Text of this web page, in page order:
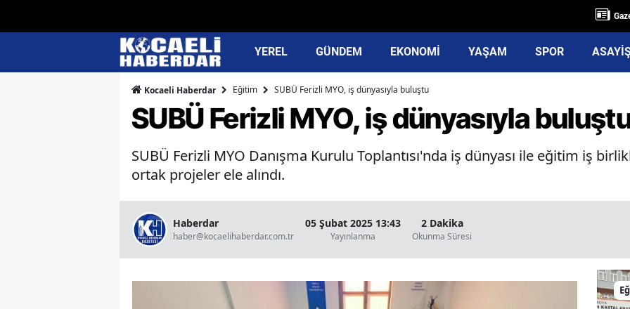
YEREL GÜNDEM EKONOMİ YAŞAM SPOR
Kocaeli Haberdar Eğitim SUBÜ Ferizli MYO, iş dünyasıyla buluştu
SUBÜ Ferizli MYO, iş dünyasıyla
SUBÜ Ferizli MYO Danışma Kurulu Toplantısı'nda iş dünyası ile eğitim iş
ortak projeler ele alındı.
Haberdar
haber@kocaelihaberdar.com.tr
05 Şubat 2025 13:43
Yayınlanma
2 Dakika
Okunma Süresi